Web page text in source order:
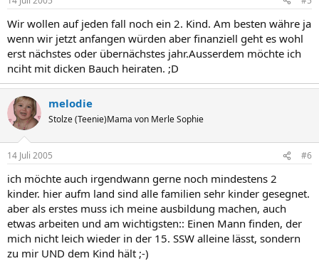
Wir wollen auf jeden fall noch ein 2. Kind. Am besten währe ja
wenn wir jetzt anfangen würden aber finanziell geht es wohl
erst nächstes oder übernächstes jahr.Ausserdem möchte ich
nciht mit dicken Bauch heiraten. ;D
melodie
Stolze (Teenie)Mama von Merle Sophie
14 Juli 2005 #6
ich möchte auch irgendwann gerne noch mindestens 2
kinder. hier aufm land sind alle familien sehr kinder gesegnet.
aber als erstes muss ich meine ausbildung machen, auch
etwas arbeiten und am wichtigsten:: Einen Mann finden, der
mich nicht leich wieder in der 15. SSW alleine lässt, sondern
zu mir UND dem Kind hält ;-)